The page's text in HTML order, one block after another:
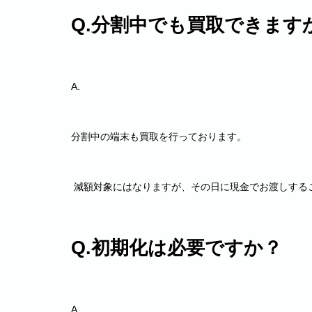
Q.分割中でも買取できます
A.
分割中の端末も買取を行っております。
減額対象にはなりますが、その日に現金でお渡しする
Q.初期化は必要ですか？
A.